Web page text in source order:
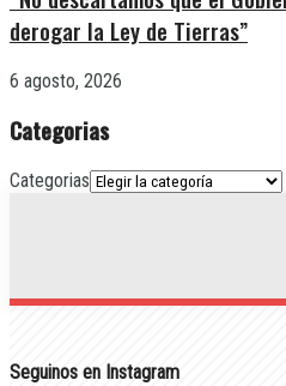
derogar la Ley de Tierras”
6 agosto, 2026
Categorias
Categorias
Seguinos en Instagram